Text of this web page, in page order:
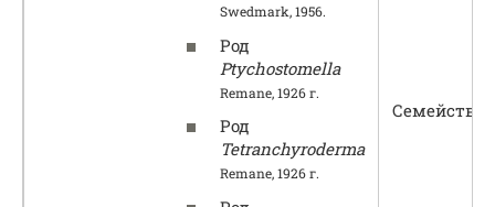
Swedmark, 1956.
Род
Ptychostomella
Remane, 1926 г.
Род
Tetranchyroderma
Remane, 1926 г.
Семейство